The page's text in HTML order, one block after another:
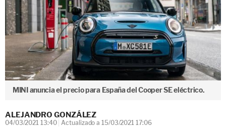
MINI anuncia el precio para España del Cooper SE eléctrico.
ALEJANDRO GONZÁLEZ
04/03/2021 13:40 Actualizado a 15/03/2021 17:06